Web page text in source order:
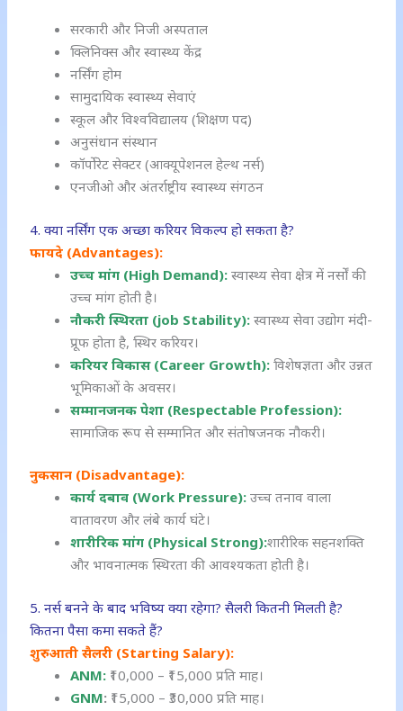
सरकारी और निजी अस्पताल
क्लिनिक्स और स्वास्थ्य केंद्र
नर्सिंग होम
सामुदायिक स्वास्थ्य सेवाएं
स्कूल और विश्वविद्यालय (शिक्षण पद)
अनुसंधान संस्थान
कॉर्पोरेट सेक्टर (आक्यूपेशनल हेल्थ नर्स)
एनजीओ और अंतर्राष्ट्रीय स्वास्थ्य संगठन
4. क्या नर्सिंग एक अच्छा करियर विकल्प हो सकता है?
फायदे (Advantages):
उच्च मांग (High Demand): स्वास्थ्य सेवा क्षेत्र में नर्सों की
उच्च मांग होती है।
नौकरी स्थिरता (job Stability): स्वास्थ्य सेवा उद्योग मंदी-
प्रूफ होता है, स्थिर करियर।
करियर विकास (Career Growth): विशेषज्ञता और उन्नत
भूमिकाओं के अवसर।
सम्मानजनक पेशा (Respectable Profession):
सामाजिक रूप से सम्मानित और संतोषजनक नौकरी।
नुकसान (Disadvantage):
कार्य दबाव (Work Pressure): उच्च तनाव वाला
वातावरण और लंबे कार्य घंटे।
शारीरिक मांग (Physical Strong):शारीरिक सहनशक्ति
और भावनात्मक स्थिरता की आवश्यकता होती है।
5. नर्स बनने के बाद भविष्य क्या रहेगा? सैलरी कितनी मिलती है?
कितना पैसा कमा सकते हैं?
शुरुआती सैलरी (Starting Salary):
ANM: ₹10,000 – ₹15,000 प्रति माह।
GNM: ₹15,000 – ₹30,000 प्रति माह।